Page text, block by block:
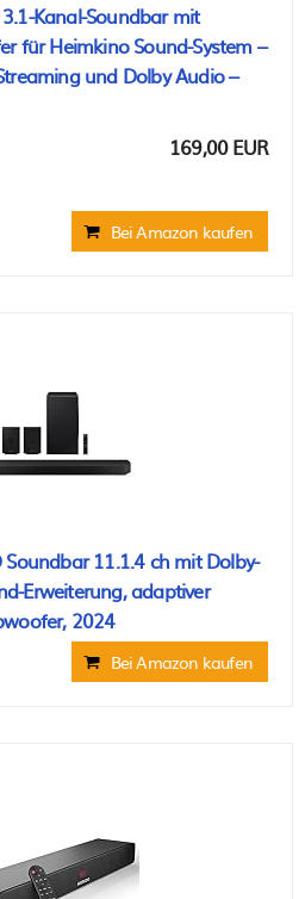
Kanal-Soundbar mit
für Heimkino Sound-System –
und Dolby Audio –
169,00 EUR
Bei Amazon kaufen
11.1.4 ch mit Dolby-
Erweiterung, adaptiver
2024
Bei Amazon kaufen